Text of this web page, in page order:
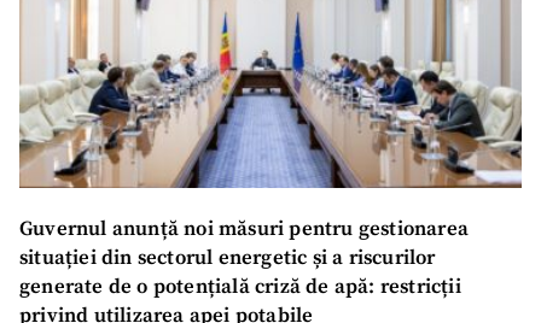
Guvernul anunță noi măsuri pentru gestionarea
situației din sectorul energetic și a riscurilor
generate de o potențială criză de apă: restricții
privind utilizarea apei potabile